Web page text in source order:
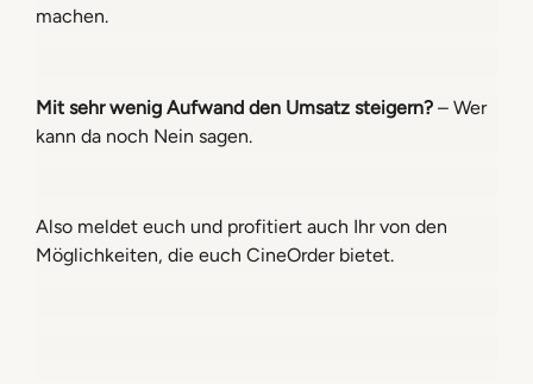
machen.
Mit sehr wenig Aufwand den Umsatz steigern? – Wer
kann da noch Nein sagen.
Also meldet euch und profitiert auch Ihr von den
Möglichkeiten, die euch CineOrder bietet.